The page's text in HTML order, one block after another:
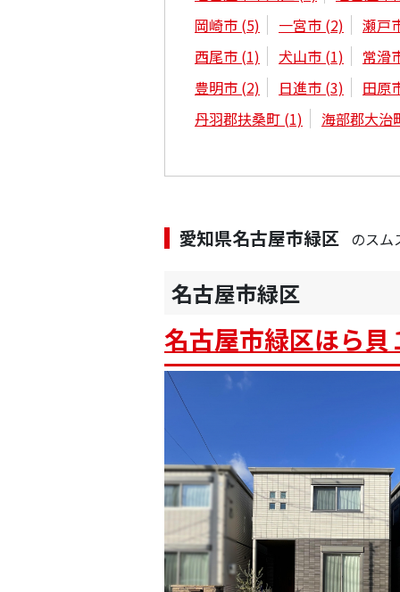
岡崎市 (5) 一宮市 (2)
瀬戸
西尾市 (1) 犬山市 (1)
常滑
豊明市 (2) 日進市 (3)
田原
丹羽郡扶桑町 (1) 海部郡大治
愛知県名古屋市緑区 のスム
名古屋市緑区
名古屋市緑区ほら貝